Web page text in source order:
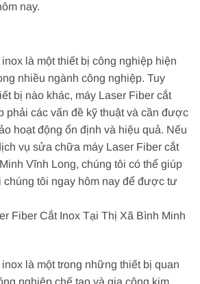
nay.
là một thiết bị công nghiệp hiện
nhiều ngành công nghiệp. Tuy
bị nào khác, máy Laser Fiber cắt
phải các vấn đề kỹ thuật và cần được
hoạt động ổn định và hiệu quả. Nếu
vụ sửa chữa máy Laser Fiber cắt
Vĩnh Long, chúng tôi có thể giúp
chúng tôi ngay hôm nay để được tư
Fiber Cắt Inox Tại Thị Xã Bình Minh
là một trong những thiết bị quan